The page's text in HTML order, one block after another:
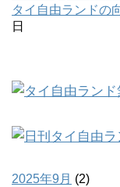
タイ自由ランドの
日
2025年9月 (2)